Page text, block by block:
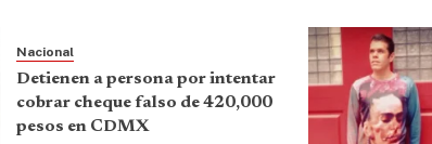
Nacional
Detienen a persona por intentar
cobrar cheque falso de 420,000
pesos en CDMX